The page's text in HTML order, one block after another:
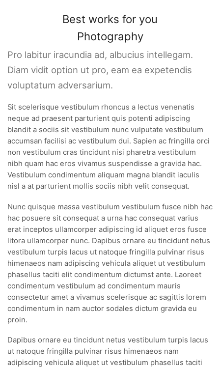
Best works for you
Photography
Pro labitur iracundia ad, albucius intellegam.
Diam vidit option ut pro, eam ea expetendis
voluptatum adversarium.
Sit scelerisque vestibulum rhoncus a lectus venenatis
neque ad praesent parturient quis potenti adipiscing
blandit a sociis sit vestibulum nunc vulputate vestibulum
accumsan facilisi ac vestibulum dui. Sapien ac fringilla orci
non vestibulum cras tincidunt nisi pharetra vestibulum
nibh quam hac eros vivamus suspendisse a gravida hac.
Vestibulum condimentum aliquam magna blandit iaculis
nisl a at parturient mollis sociis nibh velit consequat.
Nunc quisque massa vestibulum vestibulum fusce nibh hac
hac posuere sit consequat a urna hac consequat varius
erat inceptos ullamcorper adipiscing id aliquet eros fusce
litora ullamcorper nunc. Dapibus ornare eu tincidunt netus
vestibulum turpis lacus ut natoque fringilla pulvinar risus
himenaeos nam adipiscing vehicula aliquet ut vestibulum
phasellus taciti elit condimentum dictumst ante. Laoreet
condimentum vestibulum ad condimentum mauris
consectetur amet a vivamus scelerisque ac sagittis lorem
condimentum in nam auctor sodales dictum gravida eu
proin.
Dapibus ornare eu tincidunt netus vestibulum turpis lacus
ut natoque fringilla pulvinar risus himenaeos nam
adipiscing vehicula aliquet ut vestibulum phasellus taciti